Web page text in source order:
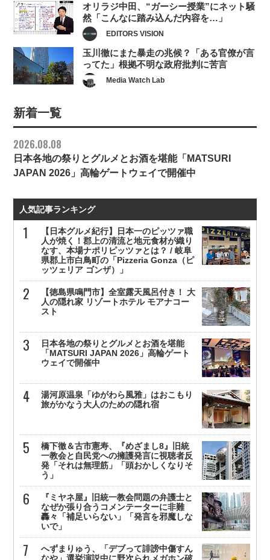
オリラジ中田、“ガーシー授業”にネット騒
然「こんなに踏み込んだ内容を…」
EDITORS VISION
玉川徹にまた暴走の兆候？「ある官僚が言
ってた」根拠不明な政府批判に苦言
Media Watch Lab
新着一覧
2026.08.08
日本各地の祭りとグルメとお酒を堪能「MATSURI
JAPAN 2026」高輪ゲートウェイで開催中
人気記事ランキング
【日本グルメ紀行】日本一のピッツァ職
人が焼く！郡上の清流と地元食材が織り
なす、本場ナポリピッツァとは？ / 岐阜
県郡上市白鳥町の「Pizzeria Gonza（ピ
ッツェリア ゴンザ）」
【徳島県鳴門市】全室露天風呂付き！ 大
人の隠れ家 リゾートホテル モアナコー
スト
日本各地の祭りとグルメとお酒を堪能
「MATSURI JAPAN 2026」高輪ゲート
ウェイで開催中
湯河原温泉「ゆがわら風雅」はおこもり
旅がかなう大人のための隠れ宿
橋下徹＆古市憲寿、『めざまし8』旧統
一教会と自民党への擁護発言に視聴者反
発「それは無理筋」「頭おかしくなりそ
う」
『ミヤネ屋』旧統一教会問題の弁護士と
なぜか張り合うコメンテーターに非難
轟々「補足いらない」「発言を邪魔しな
いで」
へずまりゅう、「デブって誹謗中傷すん